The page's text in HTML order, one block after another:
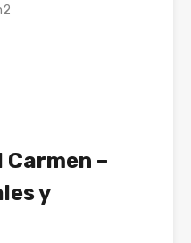
–
y